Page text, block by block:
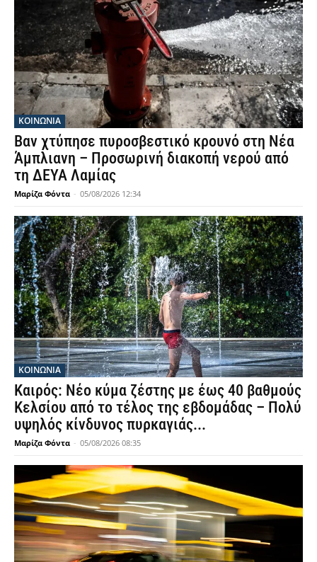
ΚΟΙΝΩΝΙΑ
Βαν χτύπησε πυροσβεστικό κρουνό στη Νέα
Άμπλιανη – Προσωρινή διακοπή νερού από
τη ΔΕΥΑ Λαμίας
Μαρίζα Φόντα - 05/08/2026 12:34
ΚΟΙΝΩΝΙΑ
Καιρός: Νέο κύμα ζέστης με έως 40 βαθμούς
Κελσίου από το τέλος της εβδομάδας – Πολύ
υψηλός κίνδυνος πυρκαγιάς...
Μαρίζα Φόντα - 05/08/2026 08:35